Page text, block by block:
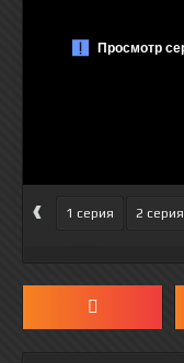
‹ 1 серия 2 серия